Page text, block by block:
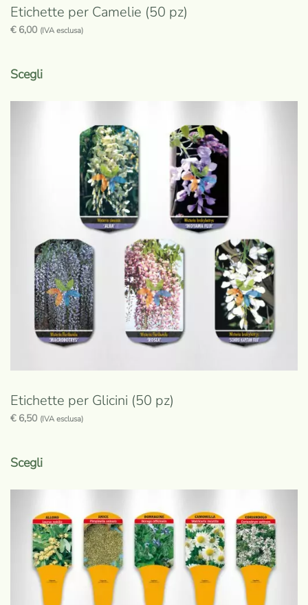
Etichette per Camelie (50 pz)
€6,00 (IVA esclusa)
Scegliprodotto
varianti.
opzioni
possono
nella
pagina
del
prodotto
Etichette per Glicini (50 pz)
€6,50 (IVA esclusa)
Scegliprodotto
varianti.
Le
opzioni
possono
essere